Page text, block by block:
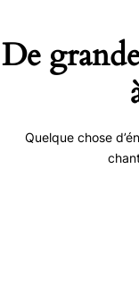
De
Quelque chose